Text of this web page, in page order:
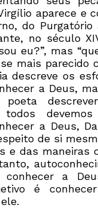
aparece e
do
no século
eu?”, mas
mais parecido
descreve os
a Deus,
a Deus,
de si
e das maneiras
conhecer a
é